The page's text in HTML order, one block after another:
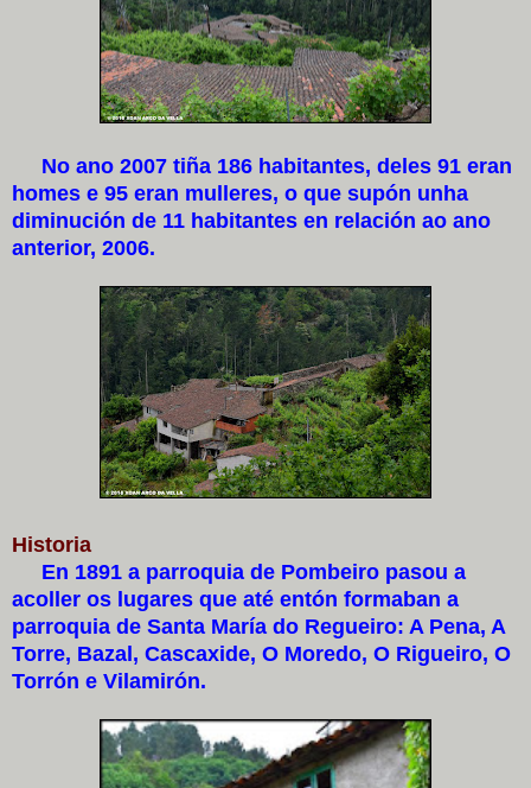
No ano 2007 tiña 186 habitantes, deles 91 eran
homes e 95 eran mulleres, o que supón unha
diminución de 11 habitantes en relación ao ano
anterior, 2006.
Historia
En 1891 a parroquia de Pombeiro pasou a
acoller os lugares que até entón formaban a
parroquia de Santa María do Regueiro: A Pena, A
Torre, Bazal, Cascaxide, O Moredo, O Rigueiro, O
Torrón e Vilamirón.